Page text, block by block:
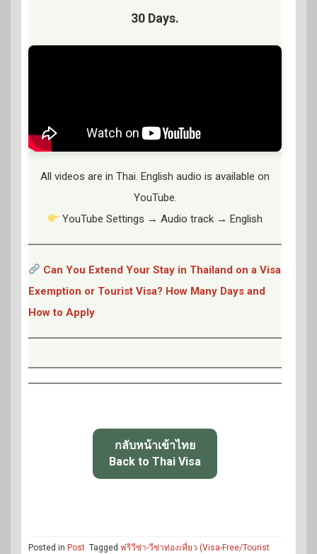
30 Days.
All videos are in Thai. English audio is available on
YouTube.
YouTube Settings → Audio track → English
Can You Extend Your Stay in Thailand on a Visa
Exemption or Tourist Visa? How Many Days and
How to Apply
กลับหน้าเข้าไทย
Back to Thai Visa
Posted in Post Tagged ฟรีวีซ่า-วีซ่าท่องเที่ยว (Visa-Free/Tourist